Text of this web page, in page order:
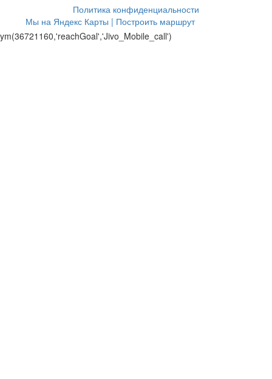
Политика конфиденциальности
Мы на Яндекс Карты | Построить маршрут
ym(36721160,'reachGoal','Jivo_Mobile_call')